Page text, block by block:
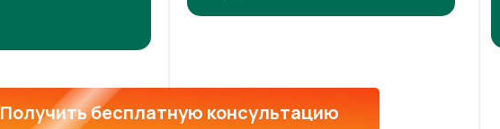
Получить бесплатную консультацию